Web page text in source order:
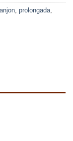
, prolongada,